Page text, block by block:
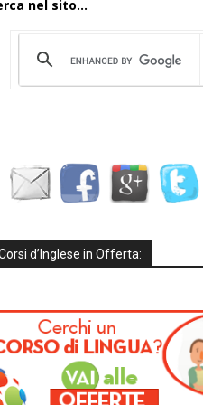
nel sito...
d’Inglese in Offerta: